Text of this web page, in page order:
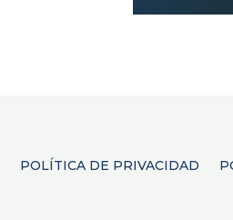
POLÍTICA DE PRIVACIDAD